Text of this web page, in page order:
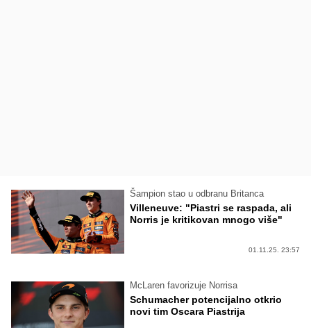
Šampion stao u odbranu Britanca
Villeneuve: "Piastri se raspada, ali
Norris je kritikovan mnogo više"
01.11.25. 23:57
McLaren favorizuje Norrisa
Schumacher potencijalno otkrio
novi tim Oscara Piastrija